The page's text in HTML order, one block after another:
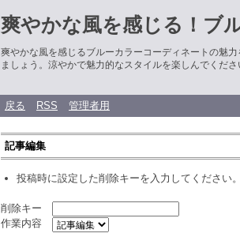
爽やかな風を感じる！ブ
爽やかな風を感じるブルーカラーコーディネートの魅
ましょう。涼やかで魅力的なスタイルを楽しんでくださ
戻る RSS 管理者用
記事編集
投稿時に設定した削除キーを入力してください
削除キー
作業内容